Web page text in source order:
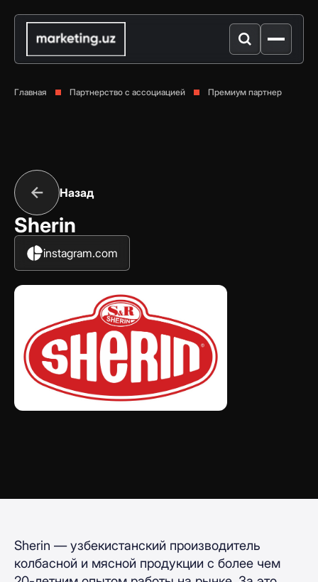
Главная Партнерство с ассоциацией Премиум партнер
Назад
Sherin
instagram.com
Sherin — узбекистанский производитель
колбасной и мясной продукции с более чем